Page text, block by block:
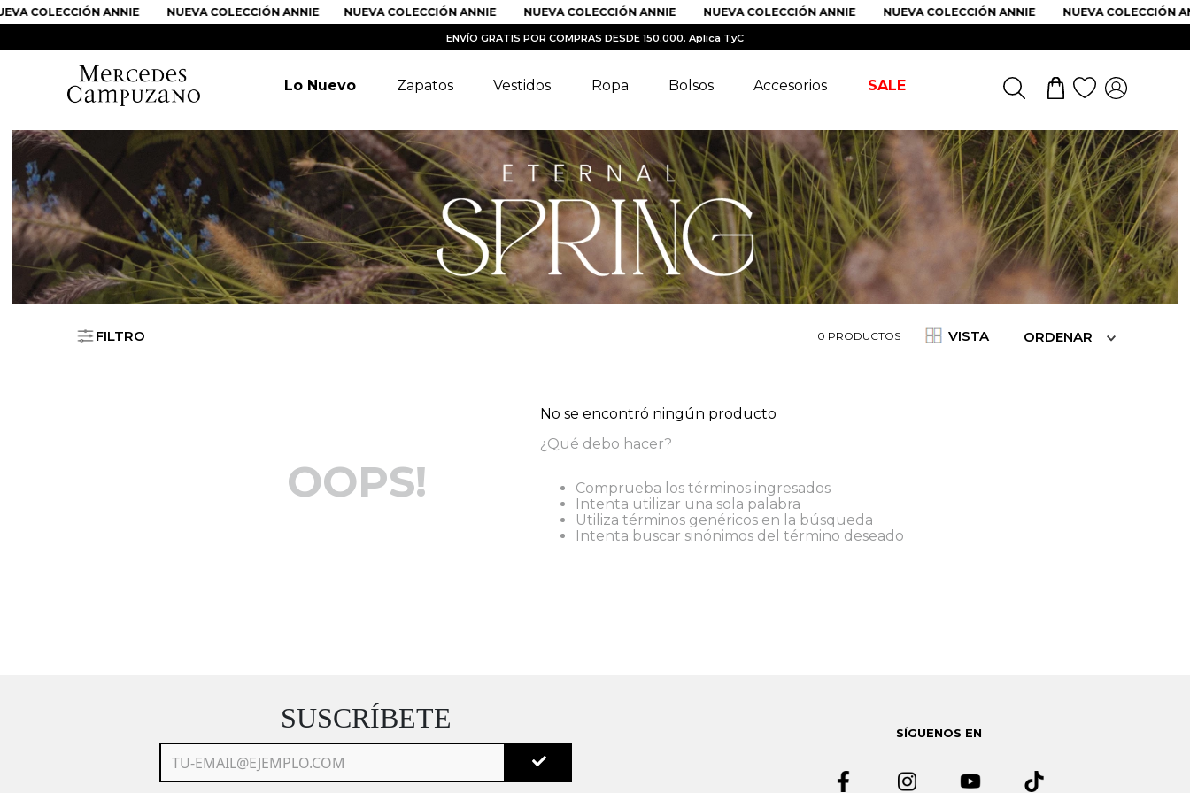
COLECCIÓN ANNIE NUEVA COLECCIÓN ANNIE NUEVA COLECCIÓN ANNIE NUEVA COLECCIÓN ANNIE NUEVA COLECCIÓN ANNIE NUEVA COLECCIÓN ANNIE NUEVA COLECCIÓN
ENVÍO GRATIS POR COMPRAS DESDE 150.000. Aplica TyC
Lo Nuevo Zapatos Vestidos Ropa Bolsos Accesorios SALE
FILTRO 0 PRODUCTOS VISTA ORDENAR
OOPS!
No se encontró ningún producto
¿Qué debo hacer?
Comprueba los términos ingresados
Intenta utilizar una sola palabra
Utiliza términos genéricos en la búsqueda
Intenta buscar sinónimos del término deseado
SUSCRÍBETE SÍGUENOS EN